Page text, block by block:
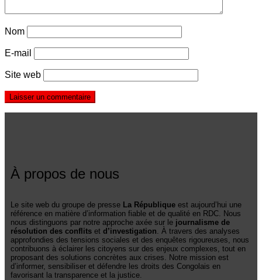
Nom
E-mail
Site web
À propos de nous
Le site web du groupe de presse La République est aujourd’hui une
référence en matière d’information fiable et de qualité en RDC. Nous
nous distinguons par notre approche axée sur le journalisme de
résolution des conflits et d’investigation . À travers des analyses
approfondies des tensions sociales et des enquêtes rigoureuses, nous
contribuons à éclairer les citoyens sur des enjeux complexes, tout en
proposant des solutions concrètes aux crises. Notre mission est
d’informer, sensibiliser et défendre les droits des Congolais en
favorisant la transparence et la justice.